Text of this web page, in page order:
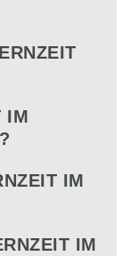
IM
IM
IM